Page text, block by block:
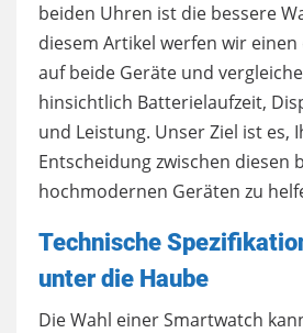
beiden Uhren ist die bessere
diesem Artikel werfen wir
auf beide Geräte und
hinsichtlich Batterielaufzeit,
und Leistung. Unser Ziel ist es,
Entscheidung zwischen diesen
hochmodernen Geräten zu
Technische
unter die Haube
Die Wahl einer Smartwatch